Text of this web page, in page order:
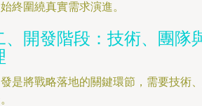
終圍繞真實需求演進。
、開發階段：技術、團隊
是將戰略落地的關鍵環節，需要技術